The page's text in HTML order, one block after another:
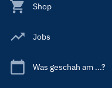
Shop
Jobs
Was geschah am ...?